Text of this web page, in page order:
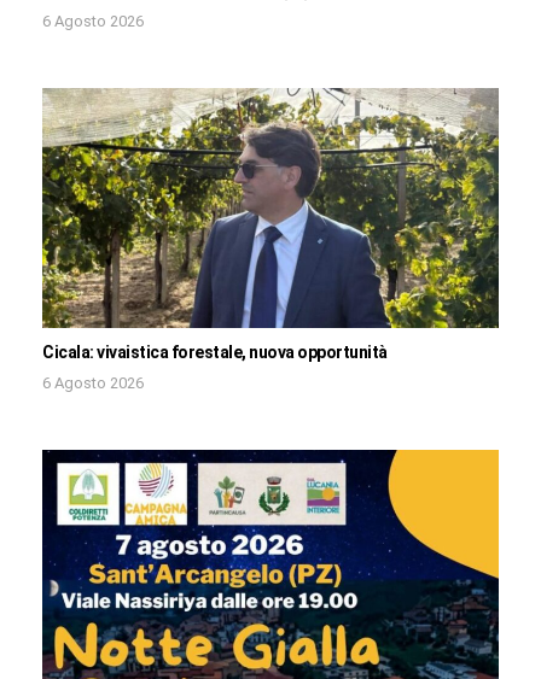
6 Agosto 2026
Cicala: vivaistica forestale, nuova opportunità
6 Agosto 2026